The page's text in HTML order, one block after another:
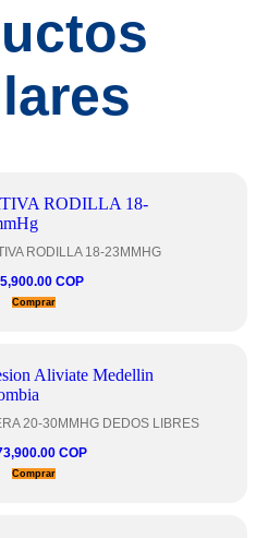
RODILLA 18-23MMHG
COP
ComprarEste
variantes.
opciones
pueden
elegir
20-30MMHG DEDOS LIBRES
COP
ComprarEste